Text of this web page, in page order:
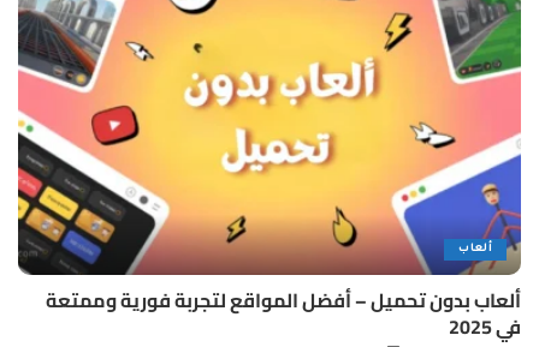
ألعاب
ألعاب بدون تحميل – أفضل المواقع لتجربة فورية وممتعة
في 2025